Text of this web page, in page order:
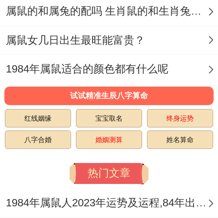
心态，多沟通、多包容对方的不足和缺点;在
妻间的感情同默契度...
三、96年鼠女2025姻缘事业改善方法
①加强沟通与理解
感情里要维持长久的与睦，保持良好的沟通
法和感受 - 共同解决问题与面对不容易。在
属鼠的和属兔的配吗 生肖鼠的和生肖兔人婚姻相配吗
属鼠女几日出生最旺能富贵？
1984年属鼠适合的颜色都有什么呢
试试精准生辰八字算命
红线姻缘 宝宝取名 终身运势
八字合婚 婚姻测算 姓名算命
热门文章
1984年属鼠人2023年运势及运程,84年出生的39岁生肖鼠2023年每月运势详解